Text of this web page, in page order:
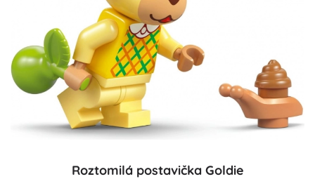
Roztomilá postavička Goldie